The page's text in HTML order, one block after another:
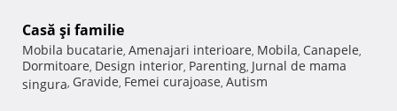
Casă şi familie
Mobila bucatarie, Amenajari interioare, Mobila, Canapele,
Dormitoare, Design interior, Parenting, Jurnal de mama
singura, Gravide, Femei curajoase, Autism